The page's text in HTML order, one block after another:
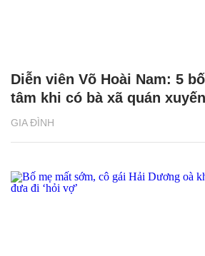
GIA ĐÌNH
Diễn viên Võ Hoài Nam: 5
tâm khi có bà xã quán xuyến